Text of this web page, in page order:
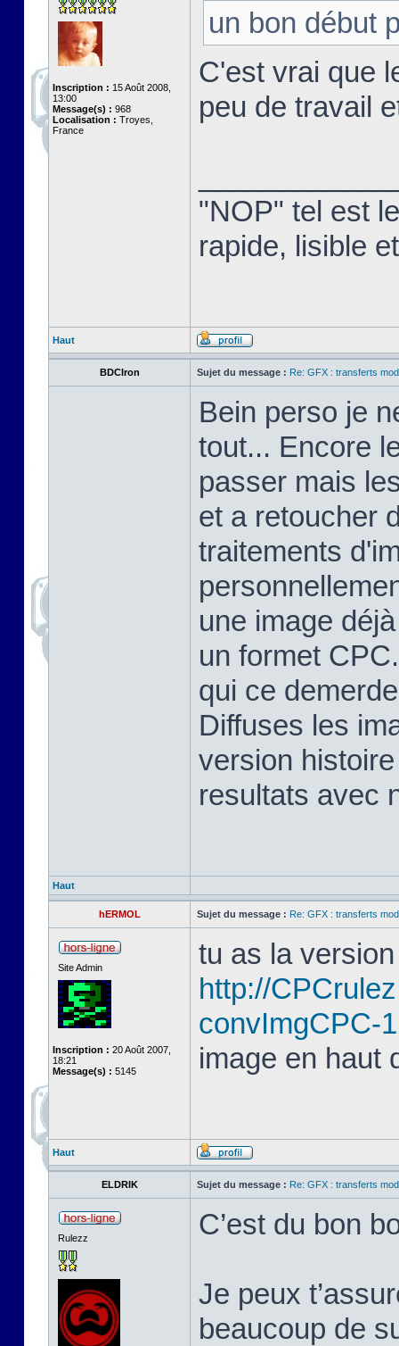
Inscription : 15 Août 2008,
13:00
Message(s) : 968
Localisation : Troyes,
France
un bon début
C'est vrai que
peu de travail
"NOP" tel est
rapide, lisible
Haut
BDCIron Sujet du message : Re: GFX : transferts
Bein perso je
tout... Encore
passer mais
et a retoucher
traitements
une image
un formet
qui ce
Diffuses les
version
resultats avec
Haut
hERMOL Sujet du message : Re: GFX : transferts
Site Admin
Inscription : 20 Août 2007,
18:21
Message(s) : 5145
tu as la
http://
convImgCPC-
image en haut
Haut
ELDRIK Sujet du message : Re: GFX : transferts
Rulezz C’est du bon
Je peux
beaucoup de